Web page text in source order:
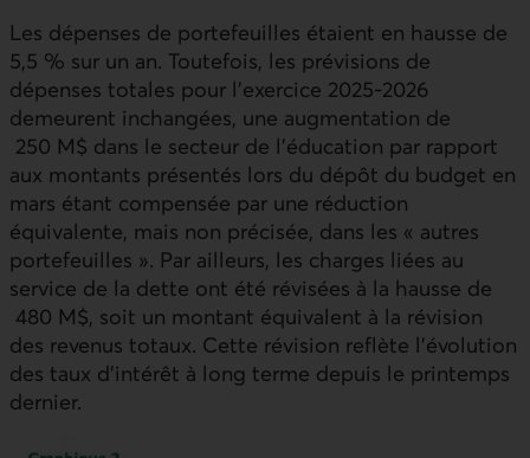
Les dépenses de portefeuilles étaient en hausse de
5,5 % sur un an. Toutefois, les prévisions de
dépenses totales pour l’exercice 2025‑2026
demeurent inchangées, une augmentation de
250 M$ dans le secteur de l’éducation par rapport
aux montants présentés lors du dépôt du budget en
mars étant compensée par une réduction
équivalente, mais non précisée, dans les « autres
portefeuilles ». Par ailleurs, les charges liées au
service de la dette ont été révisées à la hausse de
480 M$, soit un montant équivalent à la révision
des revenus totaux. Cette révision reflète l’évolution
des taux d’intérêt à long terme depuis le printemps
dernier.